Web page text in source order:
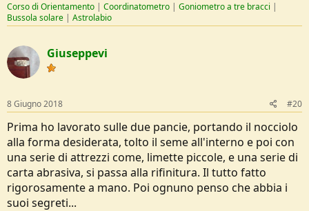
Corso di Orientamento | Coordinatometro | Goniometro a tre bracci |
Bussola solare | Astrolabio
Giuseppevi
8 Giugno 2018 #20
Prima ho lavorato sulle due pancie, portando il nocciolo
alla forma desiderata, tolto il seme all'interno e poi con
una serie di attrezzi come, limette piccole, e una serie di
carta abrasiva, si passa alla rifinitura. Il tutto fatto
rigorosamente a mano. Poi ognuno penso che abbia i
suoi segreti...